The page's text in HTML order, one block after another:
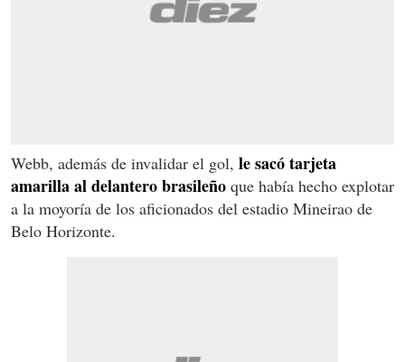
Webb, además de invalidar el gol, le sacó tarjeta
amarilla al delantero brasileño que había hecho explotar
a la moyoría de los aficionados del estadio Mineirao de
Belo Horizonte.